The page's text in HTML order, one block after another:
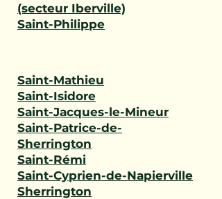
(secteur Iberville)
Saint-Philippe
Saint-Mathieu
Saint-Isidore
Saint-Jacques-le-Mineur
Saint-Patrice-de-
Sherrington
Saint-Rémi
Saint-Cyprien-de-Napierville
Sherrington